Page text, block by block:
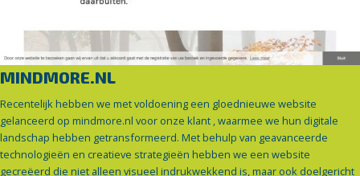
MINDMORE.NL
Recentelijk hebben we met voldoening een gloednieuwe website
gelanceerd op mindmore.nl voor onze klant , waarmee we hun digitale
landschap hebben getransformeerd. Met behulp van geavanceerde
technologieën en creatieve strategieën hebben we een website
gecreëerd die niet alleen visueel indrukwekkend is, maar ook doelgericht